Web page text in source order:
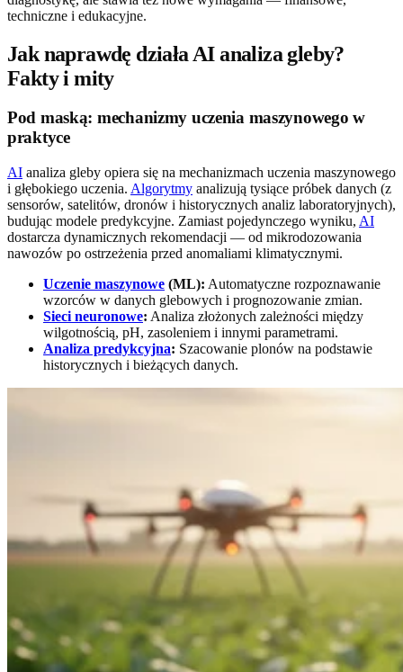
techniczne i edukacyjne.
Jak naprawdę działa AI analiza gleby?
Fakty i mity
Pod maską: mechanizmy uczenia maszynowego w
praktyce
AI analiza gleby opiera się na mechanizmach uczenia maszynowego
i głębokiego uczenia. Algorytmy analizują tysiące próbek danych (z
sensorów, satelitów, dronów i historycznych analiz laboratoryjnych),
budując modele predykcyjne. Zamiast pojedynczego wyniku, AI
dostarcza dynamicznych rekomendacji — od mikrodozowania
nawozów po ostrzeżenia przed anomaliami klimatycznymi.
Uczenie maszynowe (ML): Automatyczne rozpoznawanie
wzorców w danych glebowych i prognozowanie zmian.
Sieci neuronowe: Analiza złożonych zależności między
wilgotnością, pH, zasoleniem i innymi parametrami.
Analiza predykcyjna: Szacowanie plonów na podstawie
historycznych i bieżących danych.